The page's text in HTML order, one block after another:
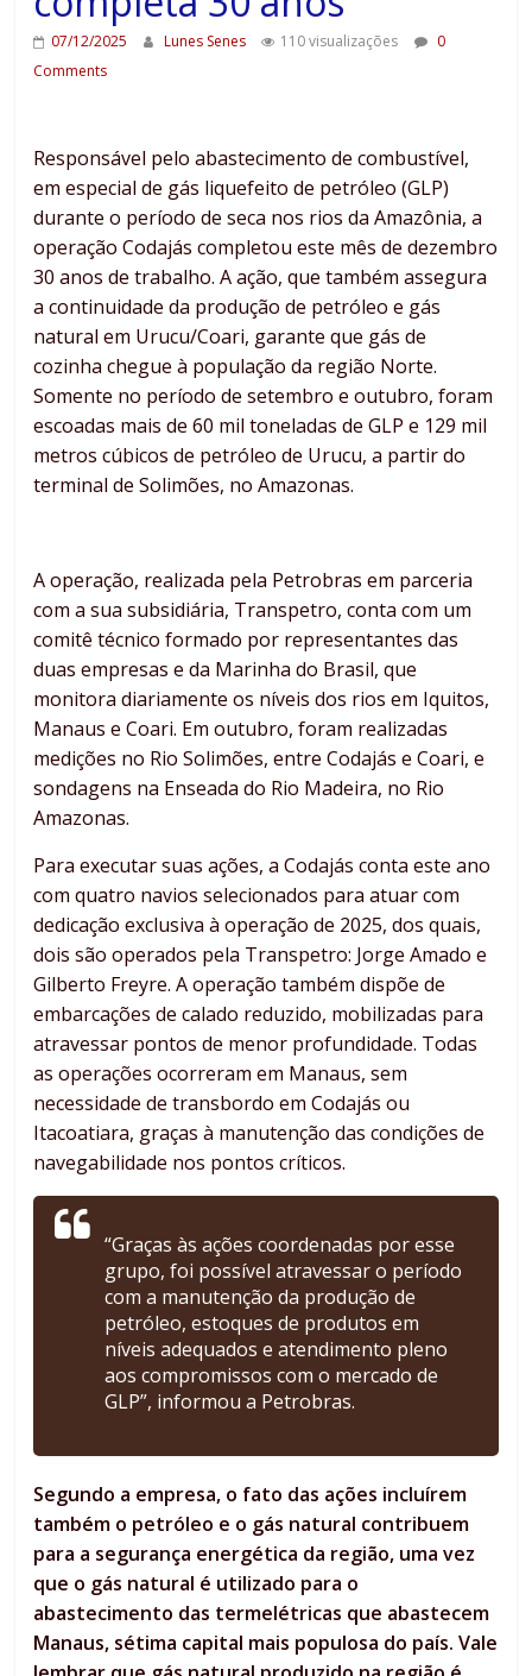
07/12/2025 Lunes Senes 110 visualizações
0
Comments
Responsável pelo abastecimento de combustível,
em especial de gás liquefeito de petróleo (GLP)
durante o período de seca nos rios da Amazônia, a
operação Codajás completou este mês de dezembro
30 anos de trabalho. A ação, que também assegura
a continuidade da produção de petróleo e gás
natural em Urucu/Coari, garante que gás de
cozinha chegue à população da região Norte.
Somente no período de setembro e outubro, foram
escoadas mais de 60 mil toneladas de GLP e 129 mil
metros cúbicos de petróleo de Urucu, a partir do
terminal de Solimões, no Amazonas.
A operação, realizada pela Petrobras em parceria
com a sua subsidiária, Transpetro, conta com um
comitê técnico formado por representantes das
duas empresas e da Marinha do Brasil, que
monitora diariamente os níveis dos rios em Iquitos,
Manaus e Coari. Em outubro, foram realizadas
medições no Rio Solimões, entre Codajás e Coari, e
sondagens na Enseada do Rio Madeira, no Rio
Amazonas.
Para executar suas ações, a Codajás conta este ano
com quatro navios selecionados para atuar com
dedicação exclusiva à operação de 2025, dos quais,
dois são operados pela Transpetro: Jorge Amado e
Gilberto Freyre. A operação também dispõe de
embarcações de calado reduzido, mobilizadas para
atravessar pontos de menor profundidade. Todas
as operações ocorreram em Manaus, sem
necessidade de transbordo em Codajás ou
Itacoatiara, graças à manutenção das condições de
navegabilidade nos pontos críticos.
“Graças às ações coordenadas por esse
grupo, foi possível atravessar o período
com a manutenção da produção de
petróleo, estoques de produtos em
níveis adequados e atendimento pleno
aos compromissos com o mercado de
GLP”, informou a Petrobras.
Segundo a empresa, o fato das ações incluírem
também o petróleo e o gás natural contribuem
para a segurança energética da região, uma vez
que o gás natural é utilizado para o
abastecimento das termelétricas que abastecem
Manaus, sétima capital mais populosa do país. Vale